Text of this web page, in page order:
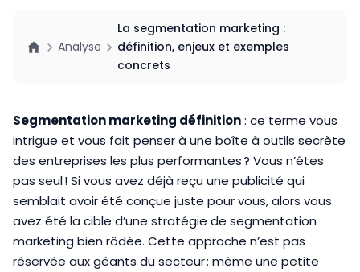
Analyse
La segmentation marketing :
définition, enjeux et exemples
concrets
Segmentation marketing définition: ce terme vous
intrigue et vous fait penser à une boîte à outils secrète
des entreprises les plus performantes ? Vous n’êtes
pas seul ! Si vous avez déjà reçu une publicité qui
semblait avoir été conçue juste pour vous, alors vous
avez été la cible d’une stratégie de segmentation
marketing bien rôdée. Cette approche n’est pas
réservée aux géants du secteur : même une petite